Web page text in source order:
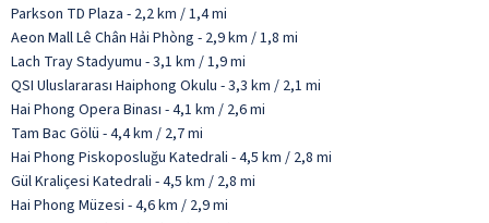
Parkson TD Plaza - 2,2 km / 1,4 mi
Aeon Mall Lê Chân Hải Phòng - 2,9 km / 1,8 mi
Lach Tray Stadyumu - 3,1 km / 1,9 mi
QSI Uluslararası Haiphong Okulu - 3,3 km / 2,1 mi
Hai Phong Opera Binası - 4,1 km / 2,6 mi
Tam Bac Gölü - 4,4 km / 2,7 mi
Hai Phong Piskoposluğu Katedrali - 4,5 km / 2,8 mi
Gül Kraliçesi Katedrali - 4,5 km / 2,8 mi
Hai Phong Müzesi - 4,6 km / 2,9 mi